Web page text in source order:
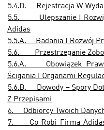
5.4.D.
Rejestracja W
5.5.
Ulepszanie I
Adidas
5.5.A.
Badania I Rozwój
5.6.
Przestrzeganie
5.6.A.
Obowiązek
Ścigania I Organami
5.6.B.
Dowody – Spory
Z Przepisami
6.
Odbiorcy Twoich
7.
Co Robi Firma